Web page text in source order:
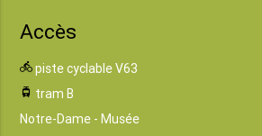
Accès
directions_bike piste cyclable V63
tram tram B
Notre-Dame - Musée